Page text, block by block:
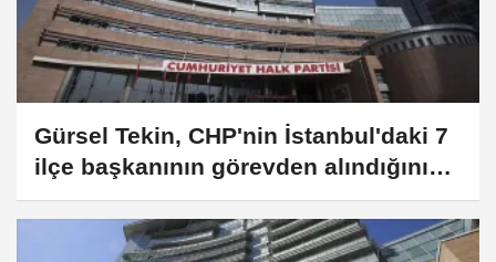
Gürsel Tekin, CHP'nin İstanbul'daki 7
ilçe başkanının görevden alındığını
duyurdu